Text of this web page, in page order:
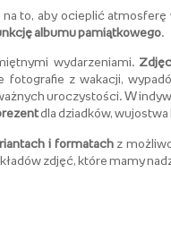
na to, aby ocieplić
albumu pamiątkowego
wydarzeniami.
z wakacji,
uroczystości. W
dla dziadków, wujostwa
i formatachz
zdjęć, które mamy